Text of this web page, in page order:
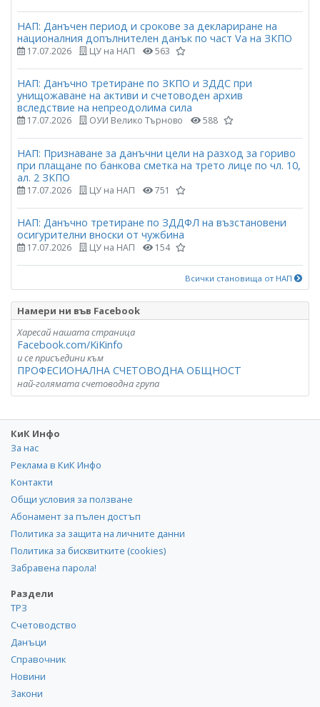
НАП: Данъчен период и срокове за деклариране на
националния допълнителен данък по част Vа на ЗКПО
17.07.2026 ЦУ на НАП 563
НАП: Данъчно третиране по ЗКПО и ЗДДС при
унищожаване на активи и счетоводен архив
вследствие на непреодолима сила
17.07.2026 ОУИ Велико Търново 588
НАП: Признаване за данъчни цели на разход за гориво
при плащане по банкова сметка на трето лице по чл. 10,
ал. 2 ЗКПО
17.07.2026 ЦУ на НАП 751
НАП: Данъчно третиране по ЗДДФЛ на възстановени
осигурителни вноски от чужбина
17.07.2026 ЦУ на НАП 154
Всички становища от НАП
Намери ни във Facebook
Харесай нашата страница
Facebook.com/KiKinfo
и се присъедини към
ПРОФЕСИОНАЛНА СЧЕТОВОДНА ОБЩНОСТ
най-голямата счетоводна група
КиК Инфо
За нас
Реклама в КиК Инфо
Контакти
Общи условия за ползване
Абонамент за пълен достъп
Политика за защита на личните данни
Политика за бисквитките (cookies)
Забравена парола!
Раздели
ТРЗ
Счетоводство
Данъци
Справочник
Новини
Закони